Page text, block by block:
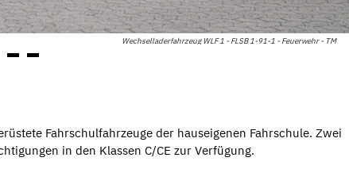
Wechselladerfahrzeug WLF 1 - FLSB 1-91-1 - Feuerwehr - TM
Fahrschulfahrzeuge der hauseigenen Fahrschule. Zwei
in den Klassen C/CE zur Verfügung.